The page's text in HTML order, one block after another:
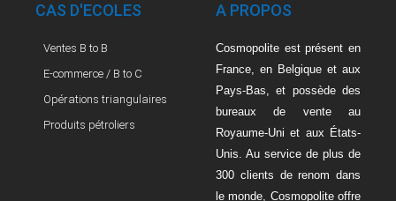
CAS D'ECOLES
Ventes B to B
E-commerce / B to C
Opérations triangulaires
Produits pétroliers
A PROPOS
Cosmopolite est présent en
France, en Belgique et aux
Pays-Bas, et possède des
bureaux de vente au
Royaume-Uni et aux États-
Unis. Au service de plus de
300 clients de renom dans
le monde, Cosmopolite offre